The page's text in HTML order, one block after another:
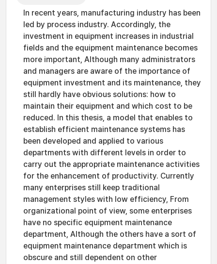
In recent years, manufacturing industry has been
led by process industry. Accordingly, the
investment in equipment increases in industrial
fields and the equipment maintenance becomes
more important, Although many administrators
and managers are aware of the importance of
equipment investment and its maintenance, they
still hardly have obvious solutions: how to
maintain their equipment and which cost to be
reduced. In this thesis, a model that enables to
establish efficient maintenance systems has
been developed and applied to various
departments with different levels in order to
carry out the appropriate maintenance activities
for the enhancement of productivity. Currently
many enterprises still keep traditional
management styles with low efficiency, From
organizational point of view, some enterprises
have no specific equipment maintenance
department, Although the others have a sort of
equipment maintenance department which is
obscure and still dependent on other